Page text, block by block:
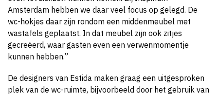
Amsterdam hebben we daar veel focus op gelegd. De
wc-hokjes daar zijn rondom een middenmeubel met
wastafels geplaatst. In dat meubel zijn ook zitjes
gecreëerd, waar gasten even een verwenmomentje
kunnen hebben.”
De designers van Estida maken graag een uitgesproken
plek van de wc-ruimte, bijvoorbeeld door het gebruik van